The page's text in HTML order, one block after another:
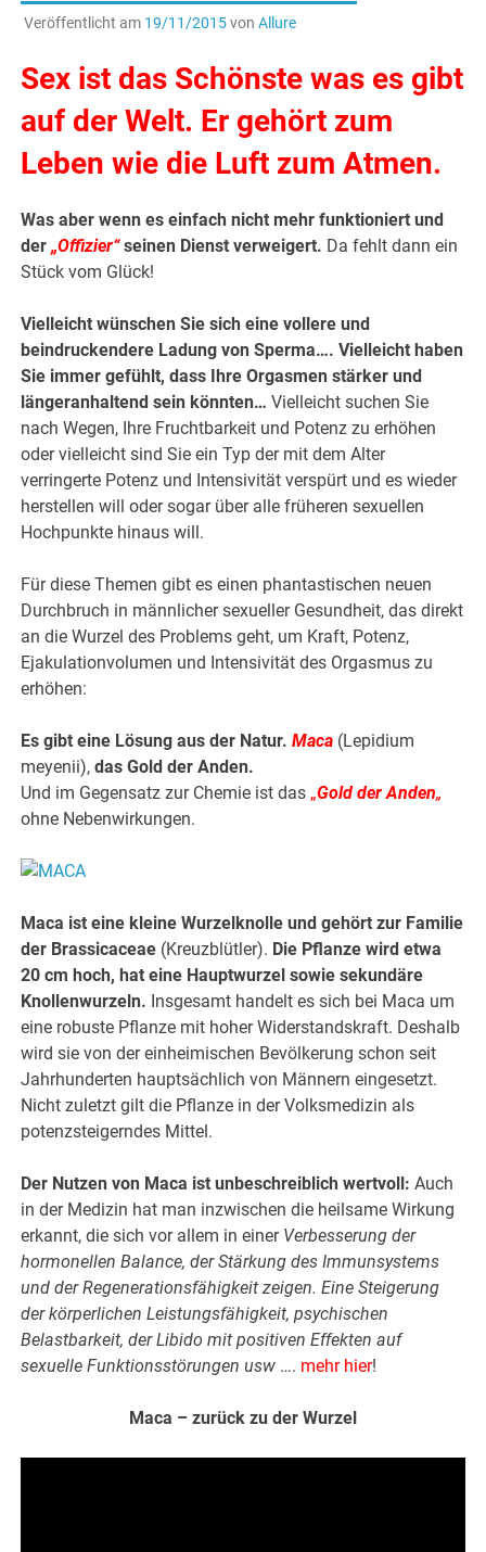
Veröffentlicht am 19/11/2015von Allure
Sex ist das Schönste was es gibt
auf der Welt. Er gehört zum
Leben wie die Luft zum Atmen.
Was aber wenn es einfach nicht mehr funktioniert und
der„Offizier“ seinen Dienst verweigert. Da fehlt dann ein
Stück vom Glück!
Vielleicht wünschen Sie sich eine vollere und
beindruckendere Ladung von Sperma…. Vielleicht haben
Sie immer gefühlt, dass Ihre Orgasmen stärker und
längeranhaltend sein könnten… Vielleicht suchen Sie
nach Wegen, Ihre Fruchtbarkeit und Potenz zu erhöhen
oder vielleicht sind Sie ein Typ der mit dem Alter
verringerte Potenz und Intensivität verspürt und es wieder
herstellen will oder sogar über alle früheren sexuellen
Hochpunkte hinaus will.
Für diese Themen gibt es einen phantastischen neuen
Durchbruch in männlicher sexueller Gesundheit, das direkt
an die Wurzel des Problems geht, um Kraft, Potenz,
Ejakulationvolumen und Intensivität des Orgasmus zu
erhöhen:
Es gibt eine Lösung aus der Natur.Maca (Lepidium
meyenii),das Gold der Anden.
Und im Gegensatz zur Chemie ist das „Gold der Anden„
ohne Nebenwirkungen.
Maca ist eine kleine Wurzelknolle und gehört zur Familie
der Brassicaceae (Kreuzblütler). Die Pflanze wird etwa
20 cm hoch, hat eine Hauptwurzel sowie sekundäre
Knollenwurzeln. Insgesamt handelt es sich bei Maca um
eine robuste Pflanze mit hoher Widerstandskraft. Deshalb
wird sie von der einheimischen Bevölkerung schon seit
Jahrhunderten hauptsächlich von Männern eingesetzt.
Nicht zuletzt gilt die Pflanze in der Volksmedizin als
potenzsteigerndes Mittel.
Der Nutzen von Maca ist unbeschreiblich wertvoll: Auch
in der Medizin hat man inzwischen die heilsame Wirkung
erkannt, die sich vor allem in einer Verbesserung der
hormonellen Balance, der Stärkung des Immunsystems
und der Regenerationsfähigkeit zeigen. Eine Steigerung
der körperlichen Leistungsfähigkeit, psychischen
Belastbarkeit, der Libido mit positiven Effekten auf
sexuelle Funktionsstörungen usw …. mehr hier!
Maca – zurück zu der Wurzel